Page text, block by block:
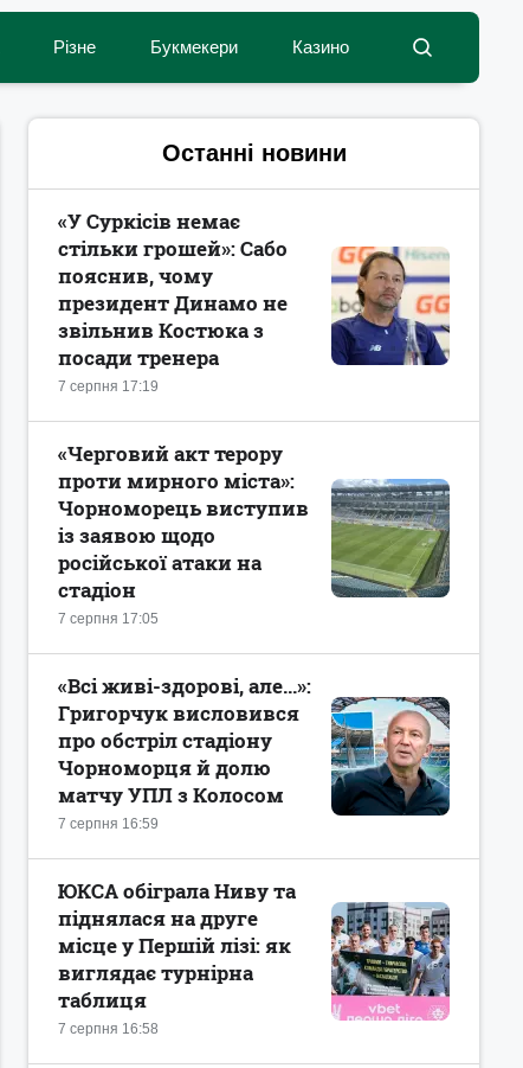
Різне Букмекери Казино
Останні новини
7 серпня 17:19
«У Суркісів немає
стільки грошей»: Сабо
пояснив, чому
президент Динамо не
звільнив Костюка з
посади тренера
7 серпня 17:05
«Черговий акт терору
проти мирного міста»:
Чорноморець виступив
із заявою щодо
російської атаки на
стадіон
7 серпня 16:59
«Всі живі-здорові, але...»:
Григорчук висловився
про обстріл стадіону
Чорноморця й долю
матчу УПЛ з Колосом
7 серпня 16:58
ЮКСА обіграла Ниву та
піднялася на друге
місце у Першій лізі: як
виглядає турнірна
таблиця